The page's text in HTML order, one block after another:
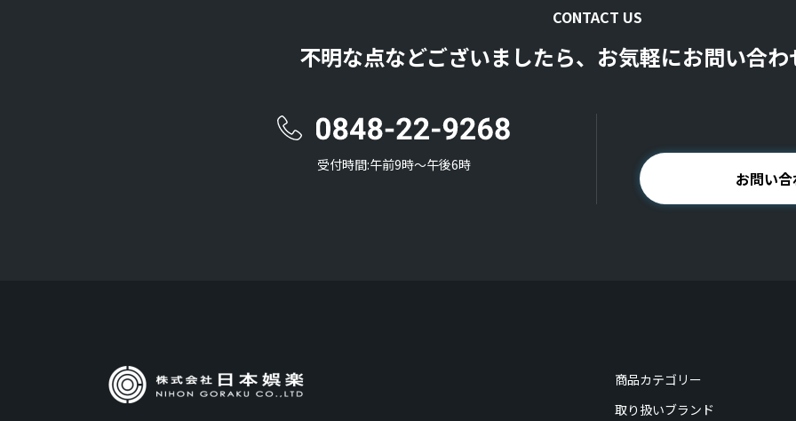
CONTACT US
不明な点などございましたら、お気軽にお問い合
受付時間:午前9時〜午後6時
お問い
商品カテゴリー
取り扱いブランド